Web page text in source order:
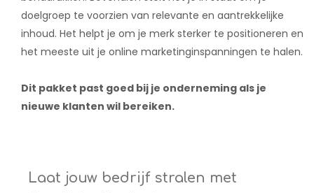
doelgroep te voorzien van relevante en aantrekkelijke
inhoud. Het helpt je om je merk sterker te positioneren en
het meeste uit je online marketinginspanningen te halen.
Dit pakket past goed bij je onderneming als je
nieuwe klanten wil bereiken.
Laat jouw bedrijf stralen met